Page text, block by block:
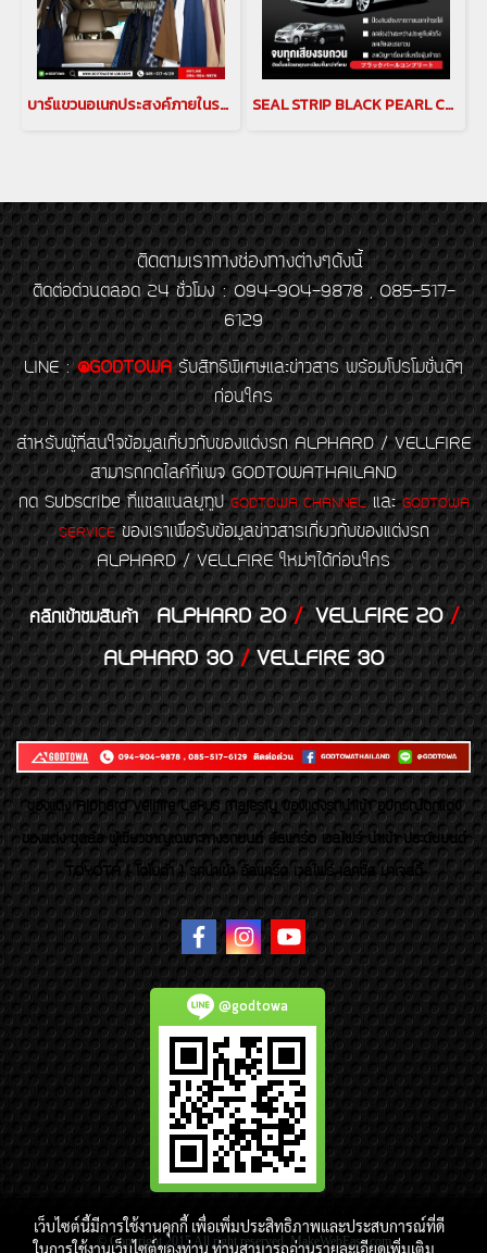
บาร์แขวนอเนกประสงค์ภายในรถ (MULTI BAR) สำหรับรถยนต์ ALPHARD/VELLFIRE 20 รุ่นปี 2008-2014 SEAL STRIP BLACK PEARL COMPLETE ยางกันเสียงขอบประตูสำหรับรถยนต์ ALPHARD / VELLFIRE 20 ยางกันเสียงขอบประตู สำหรับ ALPHARD / VELLFIRE 20 RUB-00110
ติดตามเราทางช่องทางต่างๆดังนี้
ติดต่อด่วนตลอด 24 ชั่วโมง : 094-904-9878 , 085-517-
6129
LINE : @GODTOWA รับสิทธิพิเศษและข่าวสาร พร้อมโปรโมชั่นดีๆ
ก่อนใคร
สำหรับผู้ที่สนใจข้อมูลเกี่ยวกับของแต่งรถ ALPHARD / VELLFIRE
สามารถกดไลค์ที่เพจ GODTOWATHAILAND
กด Subscribe ที่แชลแนลยูทูป GODTOWA CHANNELและGODTOWA
SERVICEของเราเพื่อรับข้อมูลข่าวสารเกี่ยวกับของแต่งรถ
ALPHARD / VELLFIRE ใหม่ๆได้ก่อนใคร
คลิกเข้าชมสินค้า ALPHARD 20/VELLFIRE 20/
ALPHARD 30/VELLFIRE 30
ของเเต่ง Alphard Vellfire Lexus Majesty ของเเต่งรถนำเข้า อุปกรณ์ตกแต่ง
ของแต่ง ชุดล้อ ผู้เชี่ยวชาญเฉพาะทางรถยนต์ อัลพาร์ด เวลไฟร์ นำเข้า ประดับยนต์
TOYOTA ( โตโยต้า ) รถนำเข้า อัลพาร์ด เวลไฟร์ เลกซัส มาเจสตี้
@godtowa
© Copyright 2015 All right reserved. MakeWebEasy.com
เว็บไซต์นี้มีการใช้งานคุกกี้ เพื่อเพิ่มประสิทธิภาพและประสบการณ์ที่ดี
ในการใช้งานเว็บไซต์ของท่าน ท่านสามารถอ่านรายละเอียดเพิ่มเติม